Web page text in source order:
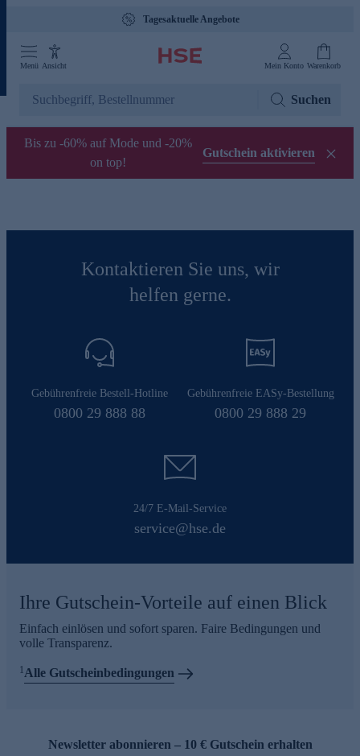
Tagesaktuelle Angebote
Menü Ansicht Mein Konto Warenkorb
Suchen
Bis zu -60% auf Mode und -20%
on top!
Gutschein aktivieren
Kontaktieren Sie uns, wir
helfen gerne.
Gebührenfreie Bestell-Hotline
0800 29 888 88
Gebührenfreie EASy-Bestellung
0800 29 888 29
24/7 E-Mail-Service
service@hse.de
Ihre Gutschein-Vorteile auf einen Blick
Einfach einlösen und sofort sparen. Faire Bedingungen und
volle Transparenz.
1Alle Gutscheinbedingungen
Newsletter abonnieren – 10 € Gutschein erhalten